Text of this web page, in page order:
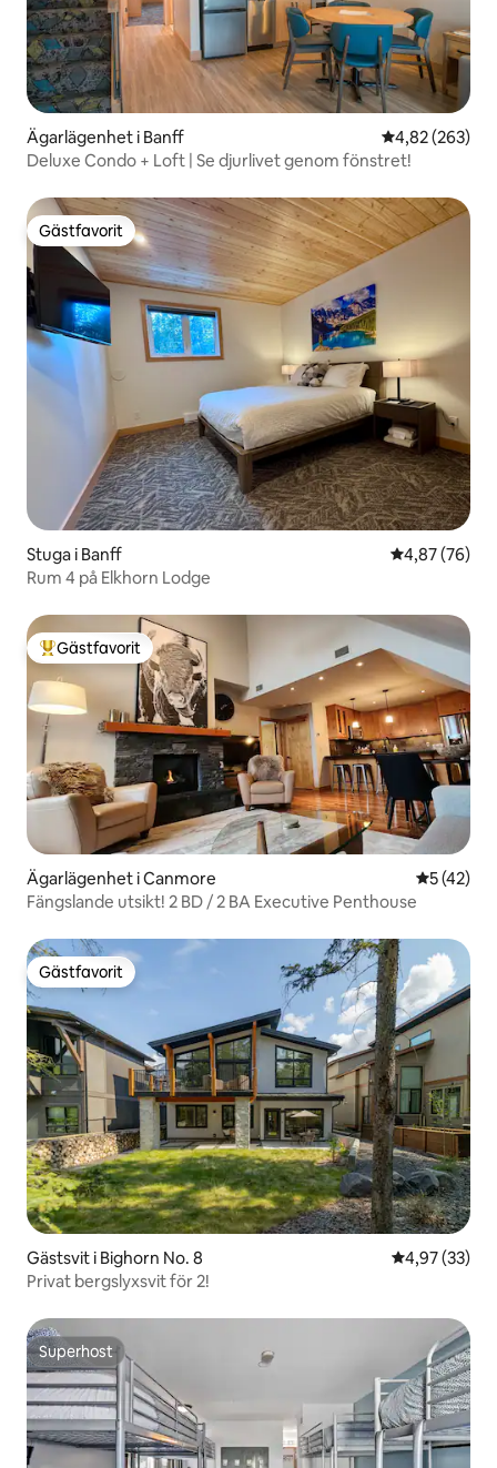
Ägarlägenhet i Banff 4,82 av 5 i
4,82 (263)
Deluxe Condo + Loft | Se djurlivet genom fönstret!
Gästfavorit
Gästfavorit
Stuga i Banff 4,87 av 5 i
4,87 (76)
Rum 4 på Elkhorn Lodge
Populär gästfavorit
Gästfavorit
Ägarlägenhet i Canmore 5 av 5 i
5 (42)
Fängslande utsikt! 2 BD / 2 BA Executive Penthouse
Gästfavorit
Gästfavorit
Gästsvit i Bighorn No. 8 4,97 av 5 i
4,97 (33)
Privat bergslyxsvit för 2!
Superhost
Superhost